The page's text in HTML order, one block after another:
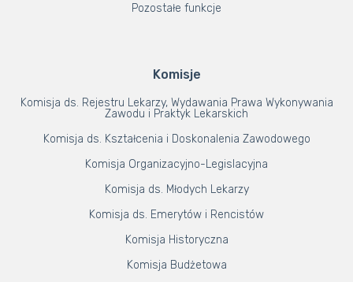
Pozostałe funkcje
Komisje
Komisja ds. Rejestru Lekarzy, Wydawania Prawa Wykonywania
Zawodu i Praktyk Lekarskich
Komisja ds. Kształcenia i Doskonalenia Zawodowego
Komisja Organizacyjno-Legislacyjna
Komisja ds. Młodych Lekarzy
Komisja ds. Emerytów i Rencistów
Komisja Historyczna
Komisja Budżetowa